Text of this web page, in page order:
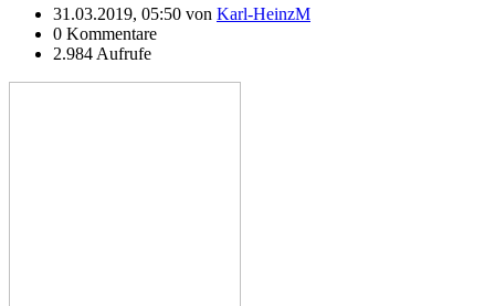
31.03.2019, 05:50 von Karl-HeinzM
0 Kommentare
2.984 Aufrufe